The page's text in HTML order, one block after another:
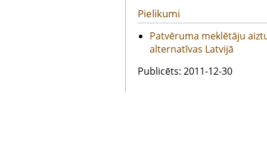
Pielikumi
Patvēruma meklētāju
alternatīvas Latvijā
Publicēts: 2011-12-30